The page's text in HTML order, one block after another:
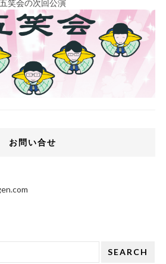
五笑会の次回公演
お問い合せ
SEARCH